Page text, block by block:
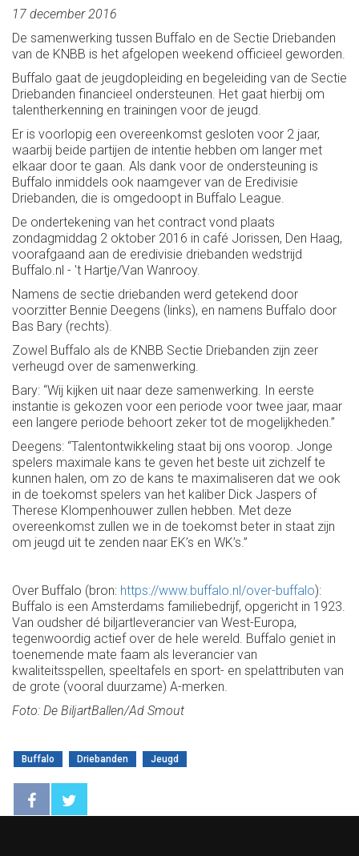
17 december 2016
De samenwerking tussen Buffalo en de Sectie Driebanden
van de KNBB is het afgelopen weekend officieel geworden.
Buffalo gaat de jeugdopleiding en begeleiding van de Sectie
Driebanden financieel ondersteunen. Het gaat hierbij om
talentherkenning en trainingen voor de jeugd.
Er is voorlopig een overeenkomst gesloten voor 2 jaar,
waarbij beide partijen de intentie hebben om langer met
elkaar door te gaan. Als dank voor de ondersteuning is
Buffalo inmiddels ook naamgever van de Eredivisie
Driebanden, die is omgedoopt in Buffalo League.
De ondertekening van het contract vond plaats
zondagmiddag 2 oktober 2016 in café Jorissen, Den Haag,
voorafgaand aan de eredivisie driebanden wedstrijd
Buffalo.nl - 't Hartje/Van Wanrooy.
Namens de sectie driebanden werd getekend door
voorzitter Bennie Deegens (links), en namens Buffalo door
Bas Bary (rechts).
Zowel Buffalo als de KNBB Sectie Driebanden zijn zeer
verheugd over de samenwerking.
Bary: “Wij kijken uit naar deze samenwerking. In eerste
instantie is gekozen voor een periode voor twee jaar, maar
een langere periode behoort zeker tot de mogelijkheden.”
Deegens: “Talentontwikkeling staat bij ons voorop. Jonge
spelers maximale kans te geven het beste uit zichzelf te
kunnen halen, om zo de kans te maximaliseren dat we ook
in de toekomst spelers van het kaliber Dick Jaspers of
Therese Klompenhouwer zullen hebben. Met deze
overeenkomst zullen we in de toekomst beter in staat zijn
om jeugd uit te zenden naar EK’s en WK’s.”
Over Buffalo (bron: https://www.buffalo.nl/over-buffalo):
Buffalo is een Amsterdams familiebedrijf, opgericht in 1923.
Van oudsher dé biljartleverancier van West-Europa,
tegenwoordig actief over de hele wereld. Buffalo geniet in
toenemende mate faam als leverancier van
kwaliteitsspellen, speeltafels en sport- en spelattributen van
de grote (vooral duurzame) A-merken.
Foto: De BiljartBallen/Ad Smout
Buffalo Driebanden Jeugd